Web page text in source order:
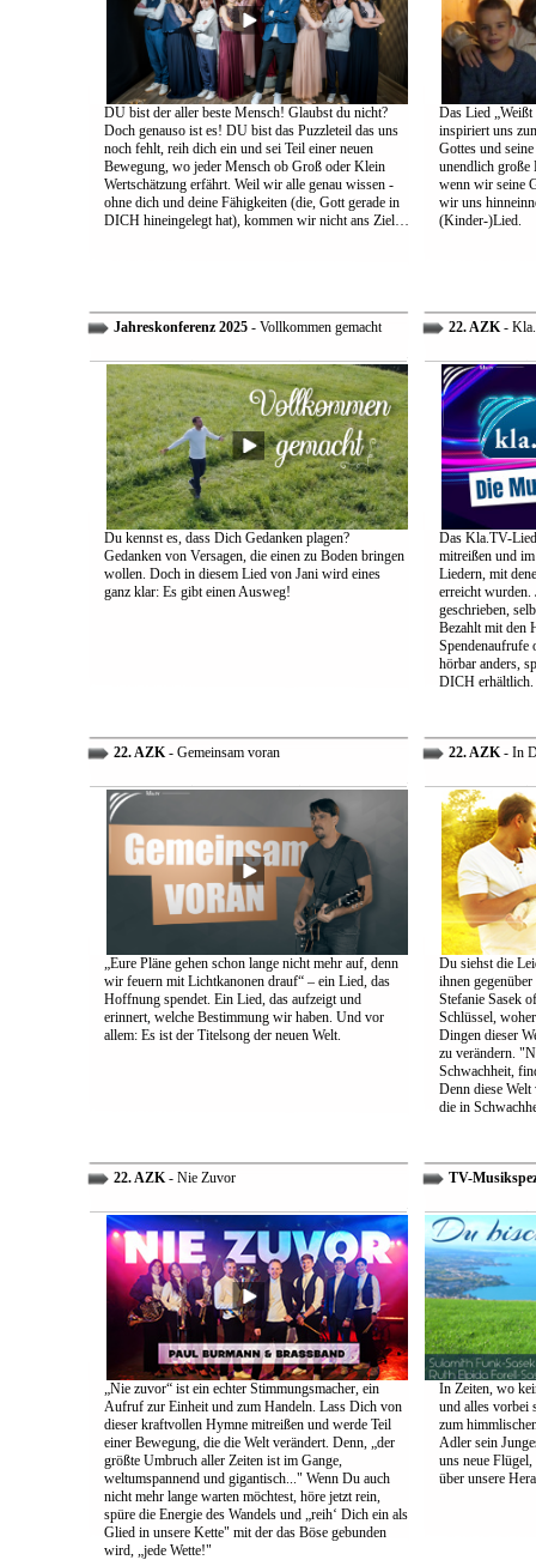
DU bist der aller beste Mensch! Glaubst du nicht?
Doch genauso ist es! DU bist das Puzzleteil das uns
noch fehlt, reih dich ein und sei Teil einer neuen
Bewegung, wo jeder Mensch ob Groß oder Klein
Wertschätzung erfährt. Weil wir alle genau wissen -
ohne dich und deine Fähigkeiten (die, Gott gerade in
DICH hineingelegt hat), kommen wir nicht ans Ziel…
Das Lied
inspiriert uns
Gottes und
unendlich große
wenn wir seine
wir uns
(Kinder-)Lied.
Jahreskonferenz 2025- Vollkommen gemacht
Du kennst es, dass Dich Gedanken plagen?
Gedanken von Versagen, die einen zu Boden bringen
wollen. Doch in diesem Lied von Jani wird eines
ganz klar: Es gibt einen Ausweg!
22. AZK-
Das Kla.TV-
mitreißen und
Liedern, mit
erreicht wurden.
geschrieben,
Bezahlt mit den
Spendenaufrufe
hörbar anders,
DICH erhältlich.
22. AZK- Gemeinsam voran
„Eure Pläne gehen schon lange nicht mehr auf, denn
wir feuern mit Lichtkanonen drauf“ – ein Lied, das
Hoffnung spendet. Ein Lied, das aufzeigt und
erinnert, welche Bestimmung wir haben. Und vor
allem: Es ist der Titelsong der neuen Welt.
22. AZK- In
Du siehst die
ihnen
Stefanie Sasek
Schlüssel,
Dingen dieser
zu verändern.
Schwachheit,
Denn diese Welt
die in
22. AZK- Nie Zuvor
„Nie zuvor“ ist ein echter Stimmungsmacher, ein
Aufruf zur Einheit und zum Handeln. Lass Dich von
dieser kraftvollen Hymne mitreißen und werde Teil
einer Bewegung, die die Welt verändert. Denn, „der
größte Umbruch aller Zeiten ist im Gange,
weltumspannend und gigantisch..." Wenn Du auch
nicht mehr lange warten möchtest, höre jetzt rein,
spüre die Energie des Wandels und „reih‘ Dich ein als
Glied in unsere Kette" mit der das Böse gebunden
wird, „jede Wette!"
TV-
In Zeiten, wo
und alles vorbei
zum
Adler sein
uns neue
über unsere